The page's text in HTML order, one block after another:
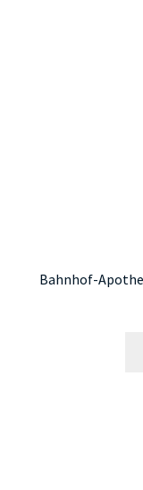
Bahnhof-